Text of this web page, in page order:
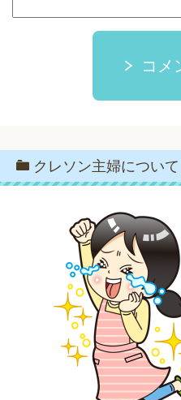
コメ
クレソン主婦について